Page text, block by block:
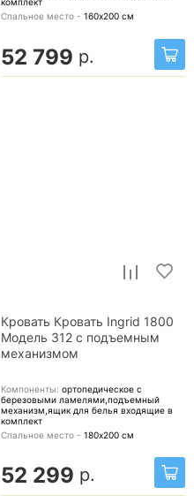
Спальное место - 160х200 см
52 799 р.
Кровать Кровать Ingrid 1800
Модель 312 с подъемным
механизмом
Компоненты: ортопедическое с
березовыми ламелями,подъемный
механизм,ящик для белья входящие в
комплект
Спальное место - 180х200 см
52 299 р.